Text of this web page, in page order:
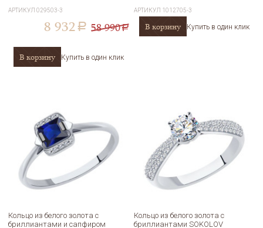
АРТИКУЛ029503-3
8 932 a 58 990a
В корзину Купить в один клик
АРТИКУЛ 1012705-3
В корзину Купить в один клик
Кольцо из белого золота с
бриллиантами и сапфиром
Кольцо из белого золота с
бриллиантами SOKOLOV